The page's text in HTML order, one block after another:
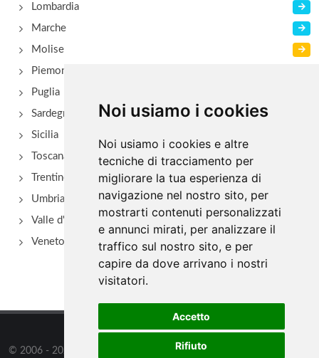
Noi usiamo i cookies
Noi usiamo i cookies e altre
tecniche di tracciamento per
migliorare la tua esperienza di
navigazione nel nostro sito, per
mostrarti contenuti personalizzati
e annunci mirati, per analizzare il
traffico sul nostro sito, e per
capire da dove arrivano i nostri
visitatori.
Accetto
Rifiuto
Lombardia
Marche
Molise
Piemonte
Puglia
Sardegna
Sicilia
Toscana
Trentino Alto Adige
Umbria
Valle d'Aosta
Veneto
© 2006 - 2026 tutti i diritti riservati.